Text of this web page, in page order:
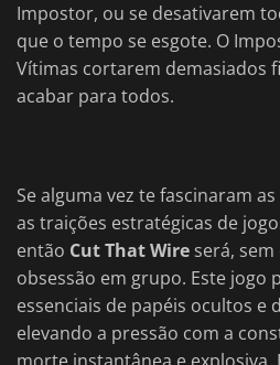
Impostor, ou se desativarem
que o tempo se esgote. O
Vítimas cortarem demasiados
acabar para todos.
Se alguma vez te fascinaram
as traições estratégicas de
então Cut That Wire será,
obsessão em grupo. Este jogo
essenciais de papéis ocultos e
elevando a pressão com a